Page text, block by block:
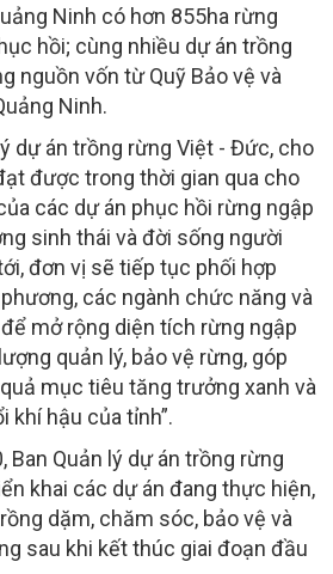
Ninh có hơn 855ha rừng
hồi; cùng nhiều dự án trồng
nguồn vốn từ Quỹ Bảo vệ và
Ninh.
dự án trồng rừng Việt - Đức, cho
được trong thời gian qua cho
các dự án phục hồi rừng ngập
sinh thái và đời sống người
đơn vị sẽ tiếp tục phối hợp
các ngành chức năng và
mở rộng diện tích rừng ngập
quản lý, bảo vệ rừng, góp
mục tiêu tăng trưởng xanh và
khí hậu của tỉnh”.
Ban Quản lý dự án trồng rừng
khai các dự án đang thực hiện,
dặm, chăm sóc, bảo vệ và
sau khi kết thúc giai đoạn đầu